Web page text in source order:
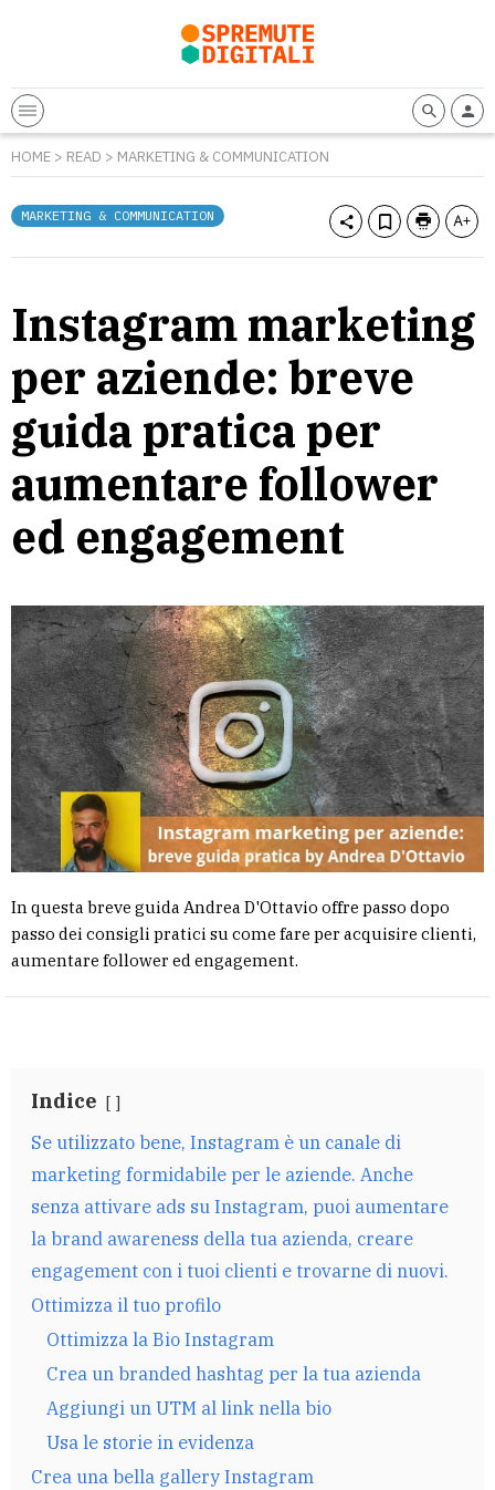
HOME > READ > MARKETING & COMMUNICATION
MARKETING & COMMUNICATION
Instagram marketing
per aziende: breve
guida pratica per
aumentare follower
ed engagement
In questa breve guida Andrea D'Ottavio offre passo dopo
passo dei consigli pratici su come fare per acquisire clienti,
aumentare follower ed engagement.
Indice
Se utilizzato bene, Instagram è un canale di
marketing formidabile per le aziende. Anche
senza attivare ads su Instagram, puoi aumentare
la brand awareness della tua azienda, creare
engagement con i tuoi clienti e trovarne di nuovi.
Ottimizza il tuo profilo
Ottimizza la Bio Instagram
Crea un branded hashtag per la tua azienda
Aggiungi un UTM al link nella bio
Usa le storie in evidenza
Crea una bella gallery Instagram